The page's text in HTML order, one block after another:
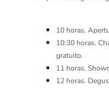
10 horas.
10:30 horas.
gratuito.
11 horas.
12 horas.